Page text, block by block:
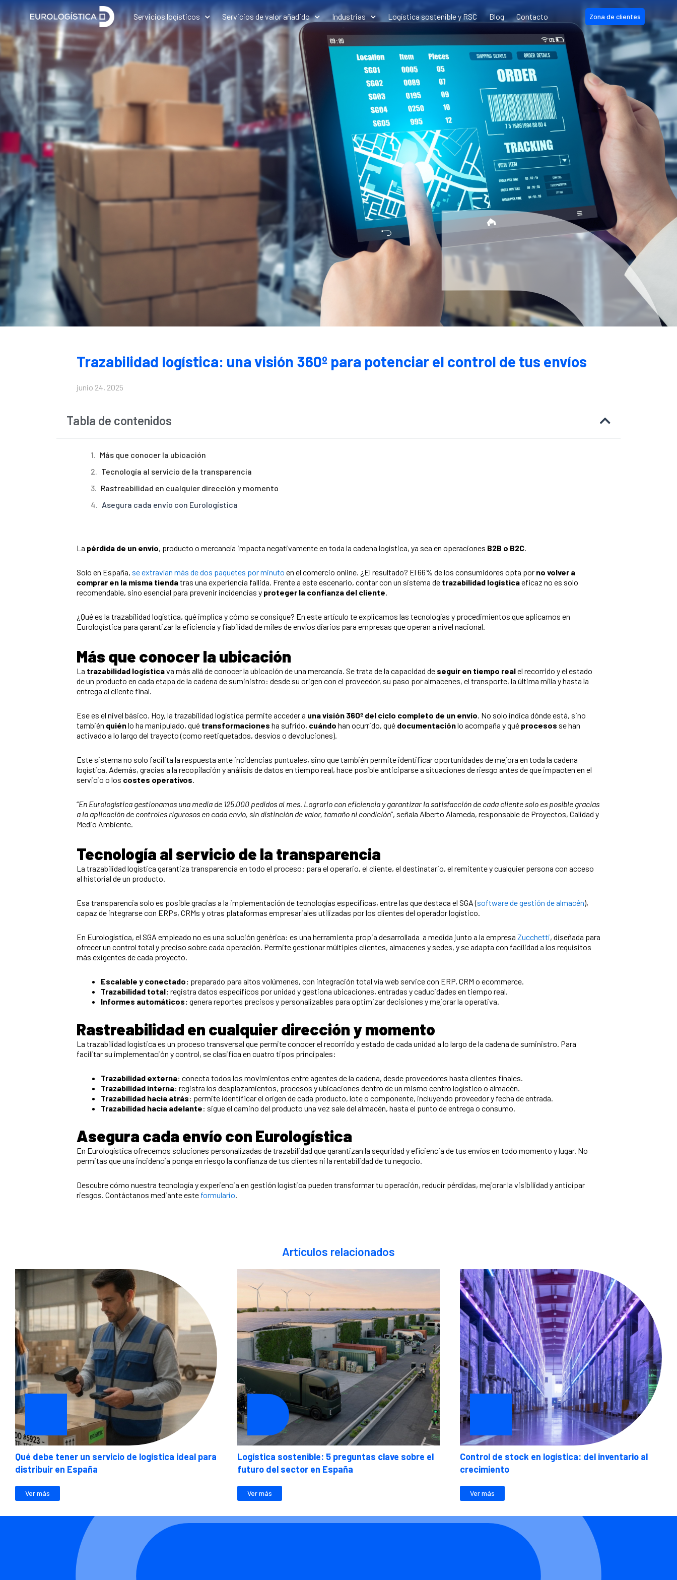
Servicios logísticos Servicios de valor añadido Industrias Logística sostenible y RSC Blog Contacto Zona de clientes
Trazabilidad logística: una visión 360º para potenciar el control de tus envíos
junio 24, 2025
Tabla de contenidos
Más que conocer la ubicación
Tecnología al servicio de la transparencia
Rastreabilidad en cualquier dirección y momento
Asegura cada envío con Eurologística
La pérdida de un envío, producto o mercancía impacta negativamente en toda la cadena logística, ya sea en operaciones B2B o B2C.
Solo en España, se extravían más de dos paquetes por minuto en el comercio online. ¿El resultado? El 66% de los consumidores opta por no volver a
comprar en la misma tiendatras una experiencia fallida. Frente a este escenario, contar con un sistema de trazabilidad logísticaeficaz no es solo
recomendable, sino esencial para prevenir incidencias y proteger la confianza del cliente.
¿Qué es la trazabilidad logística, qué implica y cómo se consigue? En este artículo te explicamos las tecnologías y procedimientos que aplicamos en
Eurologística para garantizar la eficiencia y fiabilidad de miles de envíos diarios para empresas que operan a nivel nacional.
Más que conocer la ubicación
La trazabilidad logísticava más allá de conocer la ubicación de una mercancía. Se trata de la capacidad de seguir en tiempo realel recorrido y el estado
de un producto en cada etapa de la cadena de suministro: desde su origen con el proveedor, su paso por almacenes, el transporte, la última milla y hasta la
entrega al cliente final.
Ese es el nivel básico. Hoy, la trazabilidad logística permite acceder a una visión 360º del ciclo completo de un envío. No solo indica dónde está, sino
también quiénlo ha manipulado, qué transformaciones ha sufrido, cuándo han ocurrido, qué documentaciónlo acompaña y qué procesos se han
activado a lo largo del trayecto (como reetiquetados, desvíos o devoluciones).
Este sistema no solo facilita la respuesta ante incidencias puntuales, sino que también permite identificar oportunidades de mejora en toda la cadena
logística. Además, gracias a la recopilación y análisis de datos en tiempo real, hace posible anticiparse a situaciones de riesgo antes de que impacten en el
servicio o los costes operativos.
“En Eurologística gestionamos una media de 125.000 pedidos al mes. Lograrlo con eficiencia y garantizar la satisfacción de cada cliente solo es posible gracias
a la aplicación de controles rigurosos en cada envío, sin distinción de valor, tamaño ni condición”, señala Alberto Alameda, responsable de Proyectos, Calidad y
Medio Ambiente.
Tecnología al servicio de la transparencia
La trazabilidad logística garantiza transparencia en todo el proceso: para el operario, el cliente, el destinatario, el remitente y cualquier persona con acceso
al historial de un producto.
Esa transparencia solo es posible gracias a la implementación de tecnologías específicas, entre las que destaca el SGA (software de gestión de almacén),
capaz de integrarse con ERPs, CRMs y otras plataformas empresariales utilizadas por los clientes del operador logístico.
En Eurologística, el SGA empleado no es una solución genérica: es una herramienta propia desarrollada a medida junto a la empresa Zucchetti, diseñada para
ofrecer un control total y preciso sobre cada operación. Permite gestionar múltiples clientes, almacenes y sedes, y se adapta con facilidad a los requisitos
más exigentes de cada proyecto.
Escalable y conectado: preparado para altos volúmenes, con integración total vía web service con ERP, CRM o ecommerce.
Trazabilidad total: registra datos específicos por unidad y gestiona ubicaciones, entradas y caducidades en tiempo real.
Informes automáticos: genera reportes precisos y personalizables para optimizar decisiones y mejorar la operativa.
Rastreabilidad en cualquier dirección y momento
La trazabilidad logística es un proceso transversal que permite conocer el recorrido y estado de cada unidad a lo largo de la cadena de suministro. Para
facilitar su implementación y control, se clasifica en cuatro tipos principales:
Trazabilidad externa: conecta todos los movimientos entre agentes de la cadena, desde proveedores hasta clientes finales.
Trazabilidad interna: registra los desplazamientos, procesos y ubicaciones dentro de un mismo centro logístico o almacén.
Trazabilidad hacia atrás: permite identificar el origen de cada producto, lote o componente, incluyendo proveedor y fecha de entrada.
Trazabilidad hacia adelante: sigue el camino del producto una vez sale del almacén, hasta el punto de entrega o consumo.
Asegura cada envío con Eurologística
En Eurologística ofrecemos soluciones personalizadas de trazabilidad que garantizan la seguridad y eficiencia de tus envíos en todo momento y lugar. No
permitas que una incidencia ponga en riesgo la confianza de tus clientes ni la rentabilidad de tu negocio.
Descubre cómo nuestra tecnología y experiencia en gestión logística pueden transformar tu operación, reducir pérdidas, mejorar la visibilidad y anticipar
riesgos. Contáctanos mediante este formulario.
Artículos relacionados
Qué debe tener un servicio de logística ideal para
distribuir en España
Ver más
Logística sostenible: 5 preguntas clave sobre el
futuro del sector en España
Ver más
Control de stock en logística: del inventario al
crecimiento
Ver más